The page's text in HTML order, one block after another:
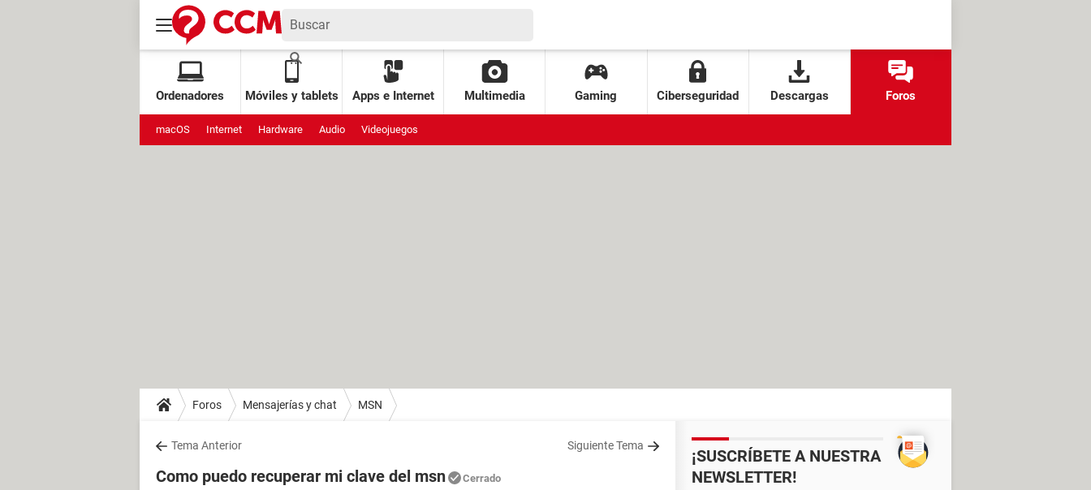
Ordenadores Móviles y tablets Apps e Internet Multimedia Gaming Ciberseguridad Descargas Foros
macOS Internet Hardware Audio Videojuegos
Foros Mensajerías y chat MSN
Tema Anterior Siguiente Tema
Como puedo recuperar mi clave del msn Cerrado
¡SUSCRÍBETE A NUESTRA
NEWSLETTER!